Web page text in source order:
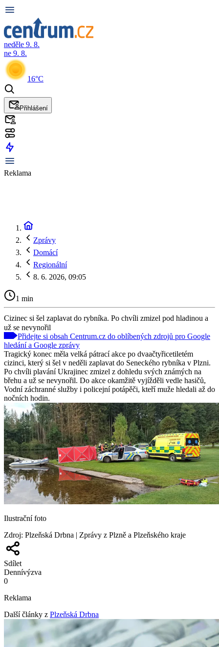
neděle 9. 8.
ne 9. 8.
16°C
Přihlášení
Reklama
Zprávy
Domácí
Regionální
8. 6. 2026, 09:05
1 min
Cizinec si šel zaplavat do rybníka. Po chvíli zmizel pod hladinou a
už se nevynořil
Přidejte si obsah Centrum.cz do oblíbených zdrojů pro Google
hledání a Google zprávy
Tragický konec měla velká pátrací akce po dvaačtyřicetiletém
cizinci, který si šel v neděli zaplavat do Seneckého rybníka v Plzni.
Po chvíli plavání Ukrajinec zmizel z dohledu svých známých na
břehu a už se nevynořil. Do akce okamžitě vyjížděli vedle hasičů,
Vodní záchranné služby i policejní potápěči, kteří muže hledali až do
nočních hodin.
Ilustrační foto
Zdroj: Plzeňská Drbna | Zprávy z Plzně a Plzeňského kraje
Sdílet
Dennívýzva
0
Reklama
Další články z Plzeňská Drbna